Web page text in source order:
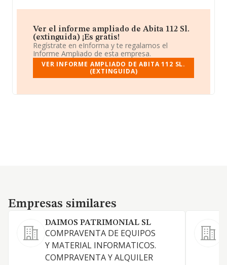
Ver el informe ampliado de Abita 112 Sl.
(extinguida) ¡Es gratis!
Regístrate en eInforma y te regalamos el
Informe Ampliado de esta empresa.
VER INFORME AMPLIADO DE ABITA 112 SL.
(EXTINGUIDA)
Empresas similares
Empresas similares
DAIMOS PATRIMONIAL SL
COMPRAVENTA DE EQUIPOS
Y MATERIAL INFORMATICOS.
COMPRAVENTA Y ALQUILER